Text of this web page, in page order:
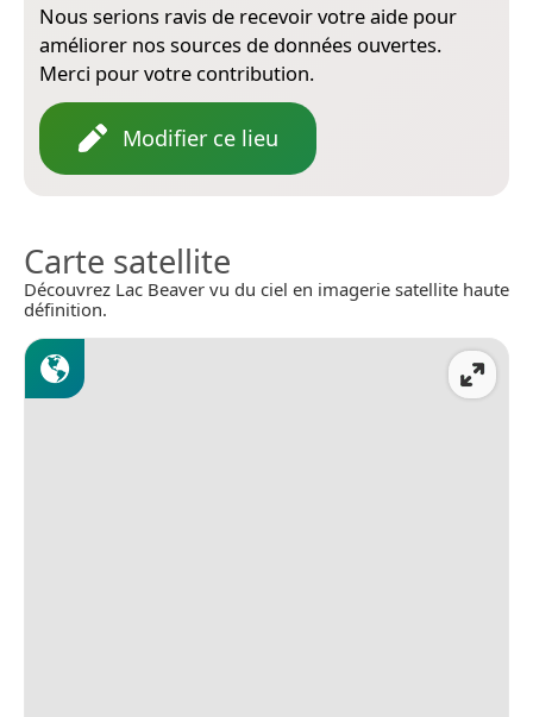
Nous serions ravis de recevoir votre aide pour
améliorer nos sources de données ouvertes.
Merci pour votre contribution.
Modifier ce lieu
Carte satellite
Découvrez Lac Beaver vu du ciel en imagerie satellite haute
définition.